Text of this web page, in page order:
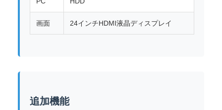
画面 24インチHDMI液晶ディスプレイ
追加機能